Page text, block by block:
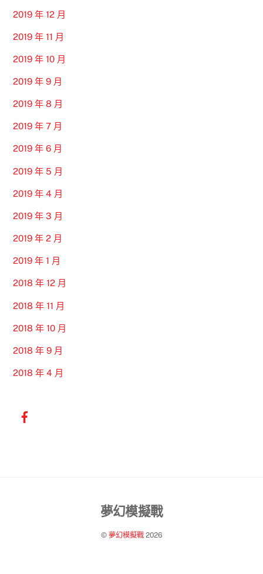
2019 年 12 月
2019 年 11 月
2019 年 10 月
2019 年 9 月
2019 年 8 月
2019 年 7 月
2019 年 6 月
2019 年 5 月
2019 年 4 月
2019 年 3 月
2019 年 2 月
2019 年 1 月
2018 年 12 月
2018 年 11 月
2018 年 10 月
2018 年 9 月
2018 年 4 月
Back
Top
夢幻模擬戰
© 夢幻模擬戰2026